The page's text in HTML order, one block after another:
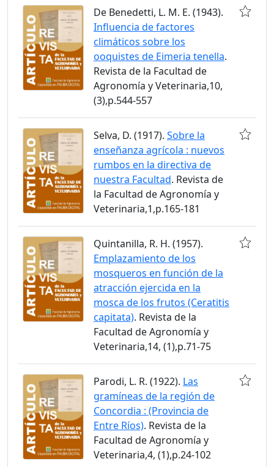
De Benedetti, L. M. E. (1943).
Influencia de factores
climáticos sobre los
ooquistes de Eimeria tenella.
Revista de la Facultad de
Agronomía y Veterinaria,10,
(3),p.544-557
Selva, D. (1917). Sobre la
enseñanza agrícola : nuevos
rumbos en la directiva de
nuestra Facultad. Revista de
la Facultad de Agronomía y
Veterinaria,1,p.165-181
Quintanilla, R. H. (1957).
Emplazamiento de los
mosqueros en función de la
atracción ejercida en la
mosca de los frutos (Ceratitis
capitata). Revista de la
Facultad de Agronomía y
Veterinaria,14, (1),p.71-75
Parodi, L. R. (1922). Las
gramíneas de la región de
Concordia : (Provincia de
Entre Ríos). Revista de la
Facultad de Agronomía y
Veterinaria,4, (1),p.24-102